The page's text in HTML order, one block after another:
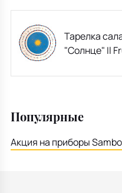
Тарелка
"Солнце" Il
20,5 см
Популярные
Акция на приборы